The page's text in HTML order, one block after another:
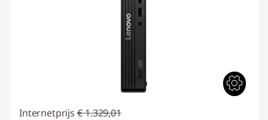
Internetprijs € 1.329,01